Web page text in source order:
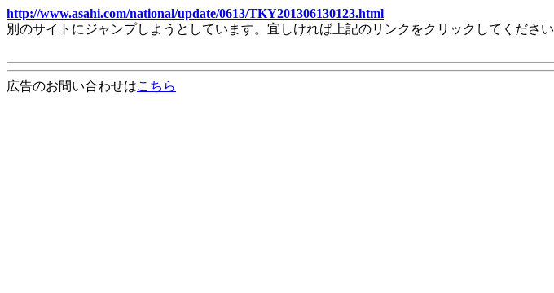
http://www.asahi.com/national/update/0613/TKY201306130123.html
別のサイトにジャンプしようとしています。宜しければ上記のリンクをクリックしてください
広告のお問い合わせはこちら